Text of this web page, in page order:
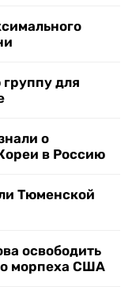
для
о
в Россию
Тюменской
освободить
морпеха США